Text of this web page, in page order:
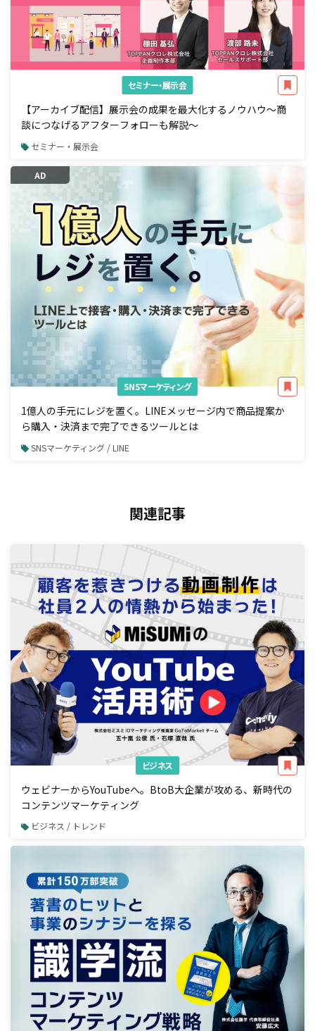
セミナー・展示会
【アーカイブ配信】展示会の成果を最大化するノウハウ～商
談につなげるアフターフォローも解説～
セミナー・展示会
AD
SNSマーケティング
1億人の手元にレジを置く。LINEメッセージ内で商品提案か
ら購入・決済まで完了できるツールとは
SNSマーケティング / LINE
関連記事
ビジネス
ウェビナーからYouTubeへ。BtoB大企業が攻める、新時代の
コンテンツマーケティング
ビジネス / トレンド